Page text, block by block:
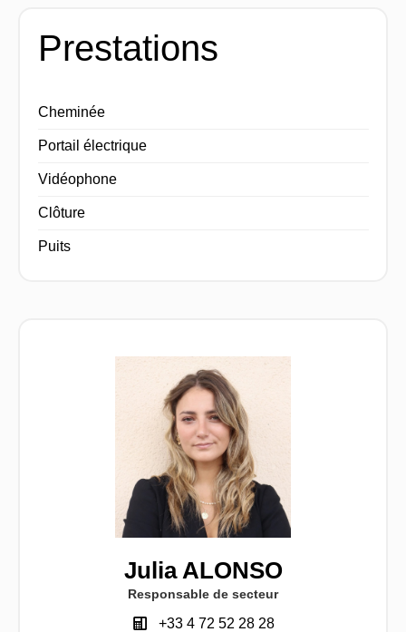
Prestations
Cheminée
Portail électrique
Vidéophone
Clôture
Puits
Julia ALONSO
Responsable de secteur
+33 4 72 52 28 28